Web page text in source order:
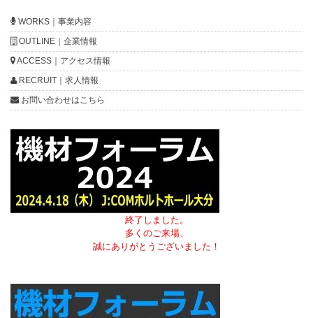
WORKS｜事業内容
OUTLINE｜企業情報
ACCESS｜アクセス情報
RECRUIT｜求人情報
お問い合わせはこちら
終了しました。
多くのご来場、
誠にありがとうございました！